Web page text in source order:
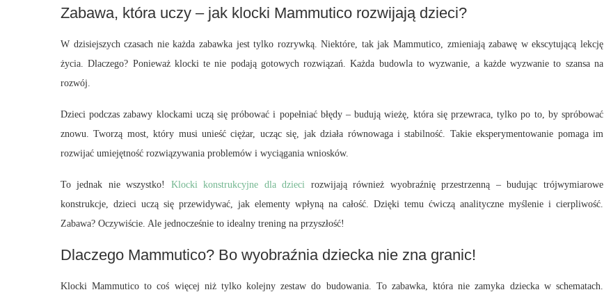
Zabawa, która uczy – jak klocki Mammutico rozwijają dzieci?
W dzisiejszych czasach nie każda zabawka jest tylko rozrywką. Niektóre, tak jak Mammutico, zmieniają zabawę w ekscytującą lekcję
życia. Dlaczego? Ponieważ klocki te nie podają gotowych rozwiązań. Każda budowla to wyzwanie, a każde wyzwanie to szansa na
rozwój.
Dzieci podczas zabawy klockami uczą się próbować i popełniać błędy – budują wieżę, która się przewraca, tylko po to, by spróbować
znowu. Tworzą most, który musi unieść ciężar, ucząc się, jak działa równowaga i stabilność. Takie eksperymentowanie pomaga im
rozwijać umiejętność rozwiązywania problemów i wyciągania wniosków.
To jednak nie wszystko! Klocki konstrukcyjne dla dzieci rozwijają również wyobraźnię przestrzenną – budując trójwymiarowe
konstrukcje, dzieci uczą się przewidywać, jak elementy wpłyną na całość. Dzięki temu ćwiczą analityczne myślenie i cierpliwość.
Zabawa? Oczywiście. Ale jednocześnie to idealny trening na przyszłość!
Dlaczego Mammutico? Bo wyobraźnia dziecka nie zna granic!
Klocki Mammutico to coś więcej niż tylko kolejny zestaw do budowania. To zabawka, która nie zamyka dziecka w schematach.